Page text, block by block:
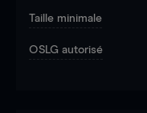
Taille minimale
OSLG autorisé